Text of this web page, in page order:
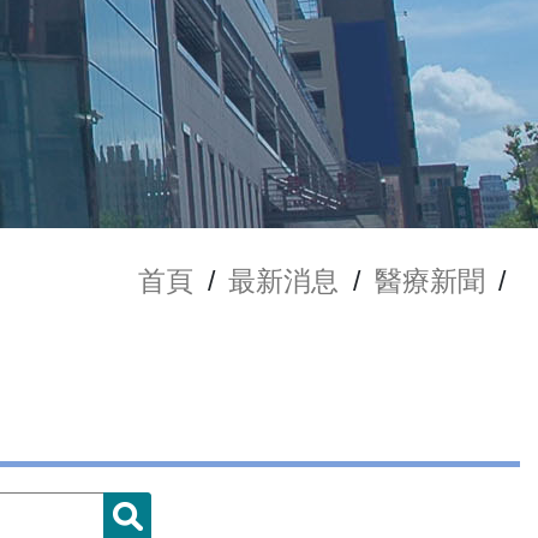
首頁 / 最新消息 / 醫療新聞 /